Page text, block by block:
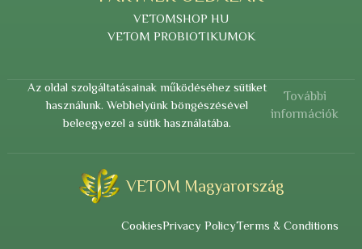
VETOMSHOP HU
VETOM PROBIOTIKUMOK
Az oldal szolgáltatásainak működéséhez sütiket
használunk. Webhelyünk böngészésével
beleegyezel a sütik használatába.
További
információk
VETOM Magyarország
CookiesPrivacy PolicyTerms & Conditions